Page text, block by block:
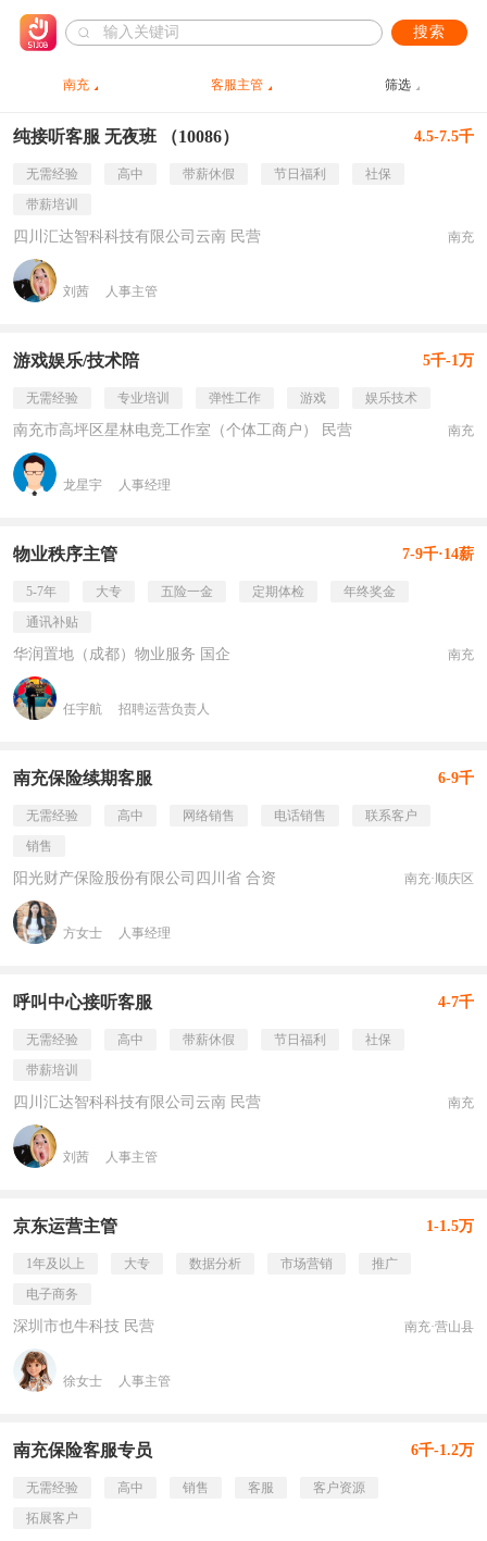
搜索
南充 客服主管 筛选
纯接听客服 无夜班 （10086） 4.5-7.5千
无需经验 高中 带薪休假 节日福利
社保
带薪培训
四川汇达智科科技有限公司云南 民营 南充
刘茜 人事主管
游戏娱乐/技术陪 5千-1万
无需经验 专业培训 弹性工作 游戏 娱乐技术
南充市高坪区星林电竞工作室（个体工商户） 民营 南充
龙星宇 人事经理
物业秩序主管 7-9千·14薪
5-7年 大专 五险一金 定期体检
年终奖金
通讯补贴
华润置地（成都）物业服务 国企 南充
任宇航 招聘运营负责人
南充保险续期客服 6-9千
无需经验 高中 网络销售 电话销售
联系客户
销售
阳光财产保险股份有限公司四川省 合资 南充·顺庆区
方女士 人事经理
呼叫中心接听客服 4-7千
无需经验 高中 带薪休假 节日福利
社保
带薪培训
四川汇达智科科技有限公司云南 民营 南充
刘茜 人事主管
京东运营主管 1-1.5万
1年及以上 大专 数据分析 市场营销
推广
电子商务
深圳市也牛科技 民营 南充·营山县
徐女士 人事主管
南充保险客服专员 6千-1.2万
无需经验 高中 销售 客服
客户资源
拓展客户